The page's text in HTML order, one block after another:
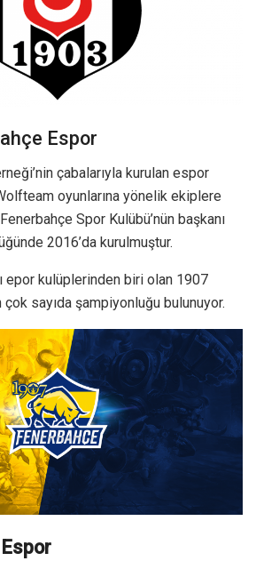
Espor
çabalarıyla kurulan espor
oyunlarına yönelik ekiplere
Spor Kulübü’nün başkanı
2016’da kurulmuştur.
epor kulüplerinden biri olan 1907
çok sayıda şampiyonluğu bulunuyor.